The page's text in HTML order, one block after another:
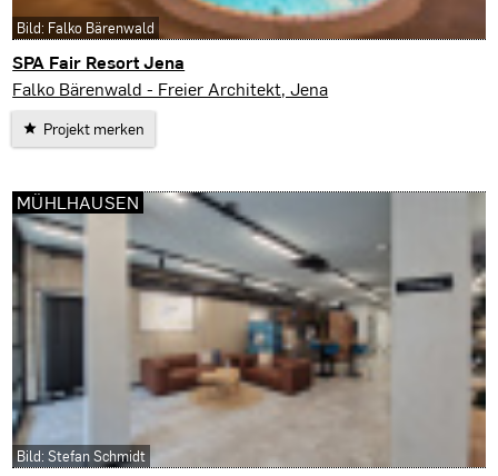
SPA Fair Resort Jena
Jena
Falko Bärenwald - Freier Architekt, Jena
Projekt merken
Bild: Falko Bärenwald
MÜHLHAUSEN
Bild: Stefan Schmidt